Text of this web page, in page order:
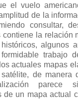
el vuelo
de la
consultar,
contiene la relación
algunos
trabajo
actuales mapas
de manera
parece
de un mapa actual